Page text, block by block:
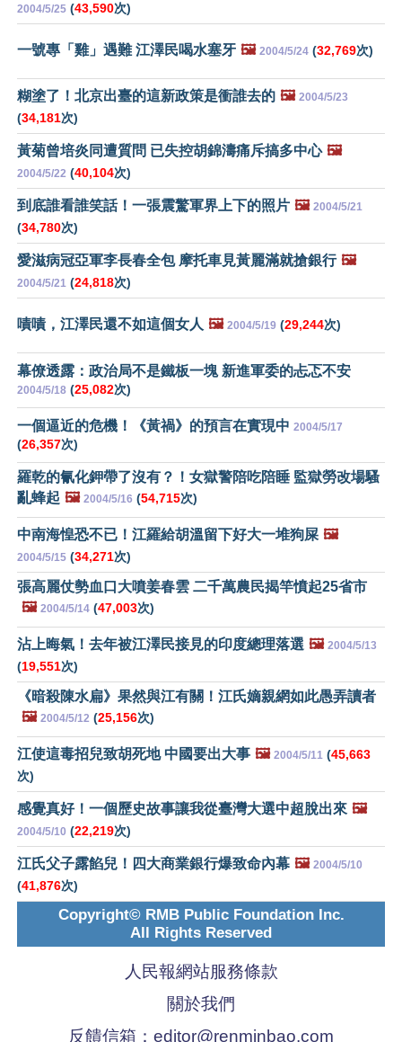
2004/5/25 (43,590次)
一號專「雞」遇難 江澤民喝水塞牙 🖼️ 2004/5/24 (32,769次)
糊塗了！北京出臺的這新政策是衝誰去的 🖼️ 2004/5/23
(34,181次)
黃菊曾培炎同遭質問 已失控胡錦濤痛斥搞多中心 🖼️
2004/5/22 (40,104次)
到底誰看誰笑話！一張震驚軍界上下的照片 🖼️ 2004/5/21
(34,780次)
愛滋病冠亞軍李長春全包 摩托車見黃麗滿就搶銀行 🖼️
2004/5/21 (24,818次)
嘖嘖，江澤民還不如這個女人 🖼️ 2004/5/19 (29,244次)
幕僚透露：政治局不是鐵板一塊 新進軍委的忐忑不安
2004/5/18 (25,082次)
一個逼近的危機！《黃禍》的預言在實現中 2004/5/17
(26,357次)
羅乾的氰化鉀帶了沒有？！女獄警陪吃陪睡 監獄勞改場騷
亂蜂起 🖼️ 2004/5/16 (54,715次)
中南海惶恐不已！江羅給胡溫留下好大一堆狗屎 🖼️
2004/5/15 (34,271次)
張高麗仗勢血口大噴姜春雲 二千萬農民揭竿憤起25省市
🖼️ 2004/5/14 (47,003次)
沾上晦氣！去年被江澤民接見的印度總理落選 🖼️ 2004/5/13
(19,551次)
《暗殺陳水扁》果然與江有關！江氏嫡親網如此愚弄讀者
🖼️ 2004/5/12 (25,156次)
江使這毒招兒致胡死地 中國要出大事 🖼️ 2004/5/11 (45,663
次)
感覺真好！一個歷史故事讓我從臺灣大選中超脫出來 🖼️
2004/5/10 (22,219次)
江氏父子露餡兒！四大商業銀行爆致命內幕 🖼️ 2004/5/10
(41,876次)
Copyright© RMB Public Foundation Inc.
All Rights Reserved
人民報網站服務條款
關於我們
反饋信箱： editor@renminbao.com